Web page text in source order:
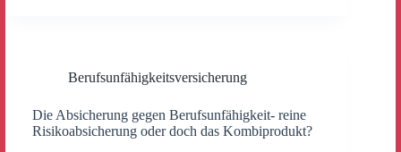
Berufsunfähigkeitsversicherung
Die Absicherung gegen Berufsunfähigkeit- reine
Risikoabsicherung oder doch das Kombiprodukt?